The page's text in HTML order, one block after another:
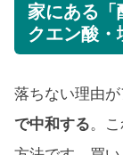
家にある「
クエン酸・
落ちない理由が
で中和する。